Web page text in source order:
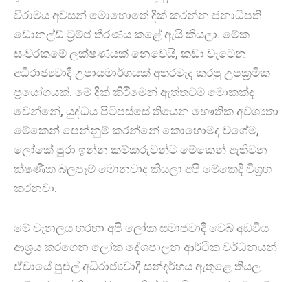
විරාමය අවසන් මොහොතේ දික් කරන්න ජනාධිපති
ඩොනල්ඩ් ට්‍රම්ප් තීරණය කළේ ඇයි කියලා. මේක
සංවරකමේ ලක්ෂණයක් නෙවෙයි, කඩා වැටෙන
අධිරාජ්‍යවාදී උපායමාර්ගයක් අතරමැද කරපු උපක්‍රමික
ප්‍රයෝගයක්. මේ දික් කිරීමෙන් ඇත්තටම මොකක්ද
වෙන්නේ, යුද්ධය පිටිපස්සේ තියෙන භෞතික අවශ්‍යතා
මේකෙන් පෙන්නුම් කරන්නේ කොහොමද වගේම,
ලෝකේ පුරා ඉන්න කම්කරුවන්ට මේකෙන් ඇතිවන
ක්ෂණික බලපෑම් මොනවාද කියලා අපි මේකෙදි විග්‍රහ
කරනවා.
මේ චැනලය හරහා අපි ලෝක සමාජවාදී වෙබ් අඩවිය
ආශ්‍රය කරගෙන ලෝක දේශපාලන ආර්ථික වර්ධනයන්
ඒවායේ පුළුල් අධිරාජ්‍යවාදී සන්දර්භය ඇතුළෙ තියල